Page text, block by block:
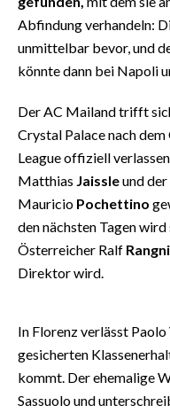
SPIAGGE
STORE
Abfindung verhandeln:
unmittelbar bevor, und
könnte dann bei Napoli
Der AC Mailand trifft
Crystal Palace nach
League offiziell
Matthias Jaissleund
Mauricio Pochettino
den nächsten Tagen
Österreicher Ralf
Direktor wird.
In Florenz verlässt Paolo
gesicherten
kommt. Der ehemalige
Sassuolo und